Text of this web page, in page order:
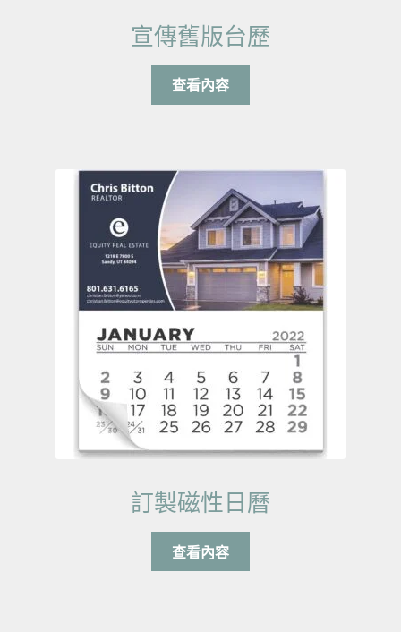
宣傳舊版台歷
查看內容
訂製磁性日曆
查看內容